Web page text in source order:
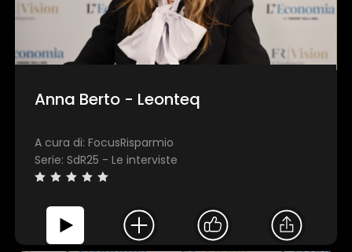
Anna Berto - Leonteq
A cura di: FocusRisparmio
Serie: SdR25 - Le interviste